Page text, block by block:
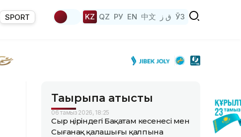
SPORT KZ QZ РУ EN 中文 ق ز ЎЗ
Тақырыпқа қатысты
06 тамыз 2026, 18:25
Сыр өңіріндегі Бақатам кесенесі мен
Сығанақ қалашығы қалпына